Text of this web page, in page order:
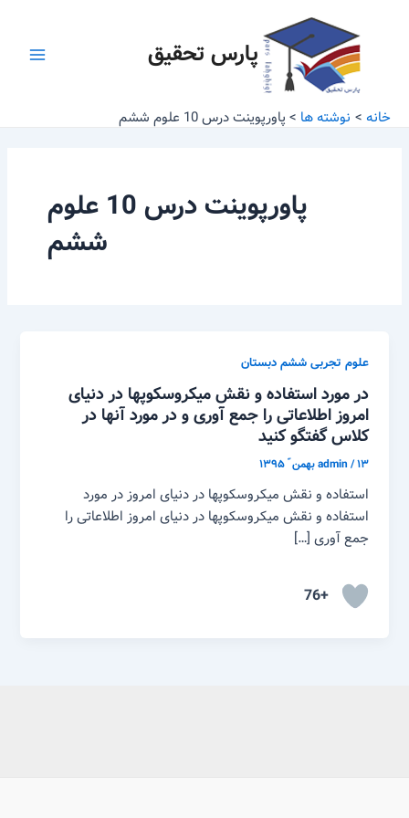
پارس تحقیق
خانه نوشته ها پاورپوینت درس 10 علوم ششم
پاورپوینت درس 10 علوم
ششم
علوم تجربی ششم دبستان
در مورد استفاده و نقش میکروسکوپها در دنیای
امروز اطلاعاتی را جمع آوری و در مورد آنها در
کلاس گفتگو کنید
admin/۱۳ بهمن ّ ۱۳۹۵
استفاده و نقش میکروسکوپها در دنیای امروز در مورد
استفاده و نقش میکروسکوپها در دنیای امروز اطلاعاتی را
جمع آوری […]
+76